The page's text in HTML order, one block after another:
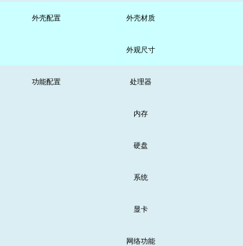
外壳配置 外壳材质
外观尺寸
功能配置 处理器
内存
硬盘
系统
显卡
网络功能